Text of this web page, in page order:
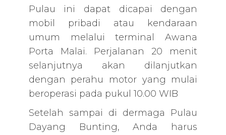
Pulau ini dapat dicapai dengan
mobil pribadi atau kendaraan
umum melalui terminal Awana
Porta Malai. Perjalanan 20 menit
selanjutnya akan dilanjutkan
dengan perahu motor yang mulai
beroperasi pada pukul 10.00 WIB
Setelah sampai di dermaga Pulau
Dayang Bunting, Anda harus